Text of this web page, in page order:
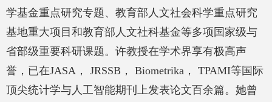
学基金重点研究专题、教育部人文社会科学重点研究
基地重大项目和教育部人文社科基金等多项国家级与
省部级重要科研课题。许教授在学术界享有极高声
誉，已在JASA ， JRSSB ， Biometrika ， TPAMI等国际
顶尖统计学与人工智能期刊上发表论文百余篇。她曾